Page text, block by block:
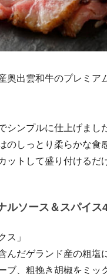
奥出雲和牛のプレミア
シンプルに仕上げま
のしっとり柔らかな食
ットして盛り付けるだ
ルソース＆スパイス
ス」
んだゲランド産の粗
ブ、粗挽き胡椒をミッ